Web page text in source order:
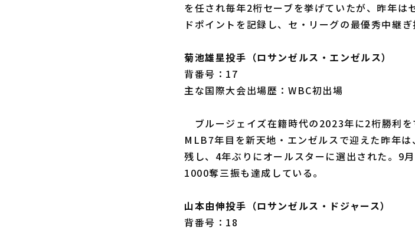
を任され毎年2桁セーブを挙げていたが、昨年
ドポイントを記録し、セ・リーグの最優秀中継ぎ
菊池雄星投手（ロサンゼルス・エンゼルス）
背番号：17
主な国際大会出場歴：WBC初出場
ブルージェイズ在籍時代の2023年に2桁勝利を
MLB7年目を新天地・エンゼルスで迎えた昨年
残し、4年ぶりにオールスターに選出された。9
1000奪三振も達成している。
山本由伸投手（ロサンゼルス・ドジャース）
背番号：18